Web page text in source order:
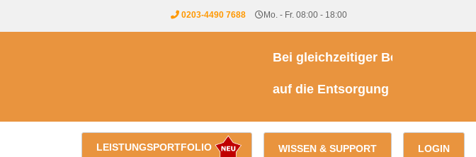
0203-4490 7688 Mo. - Fr. 08:00 - 18:00
Bei gleichzeitiger Beauftragung
auf die Entsorgung von Kühl- &
LOGIN
WISSEN & SUPPORT
LEISTUNGSPORTFOLIO